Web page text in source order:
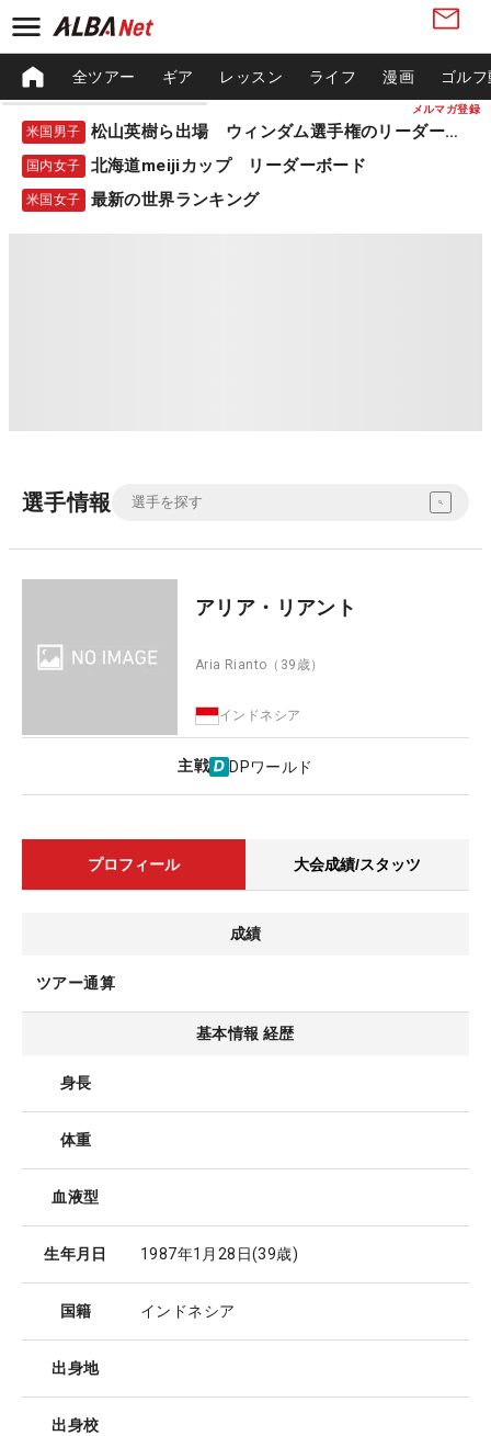
メルマガ登録
全ツアー ギア レッスン ライフ 漫画 ゴル
米国男子 松山英樹ら出場 ウィンダム選手権のリーダーボード
国内女子 北海道meijiカップ リーダーボード
米国女子 最新の世界ランキング
選手情報
アリア・リアント
Aria Rianto （39歳）
インドネシア
主戦 DPワールド
プロフィール 大会成績/スタッツ
成績
ツアー通算
基本情報 経歴
身長
体重
血液型
生年月日 1987年1月28日(39歳)
国籍 インドネシア
出身地
出身校